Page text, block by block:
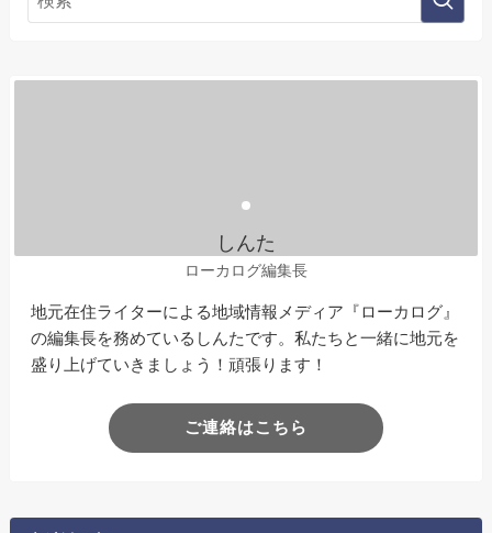
しんた
ローカログ編集長
地元在住ライターによる地域情報メディア『ローカログ』
の編集長を務めているしんたです。私たちと一緒に地元を
盛り上げていきましょう！頑張ります！
ご連絡はこちら